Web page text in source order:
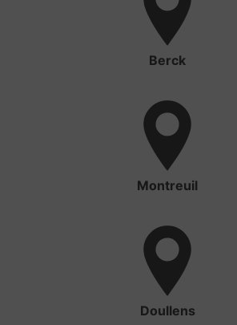
Berck
Montreuil
Doullens